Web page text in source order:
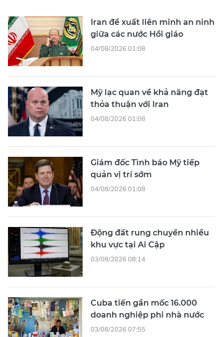
Iran đề xuất liên minh an ninh
giữa các nước Hồi giáo
04/08/2026 01:08
Mỹ lạc quan về khả năng đạt
thỏa thuận với Iran
04/08/2026 01:08
Giám đốc Tình báo Mỹ tiếp
quản vị trí sớm
04/08/2026 01:08
Động đất rung chuyển nhiều
khu vực tại Ai Cập
03/08/2026 08:14
Cuba tiến gần mốc 16.000
doanh nghiệp phi nhà nước
03/08/2026 07:55